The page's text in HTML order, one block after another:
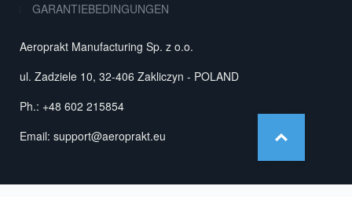
GARANTIEBEDINGUNGEN
Aeroprakt Manufacturing Sp. z o.o.
ul. Zadziele 10, 32-406 Zakliczyn - POLAND
Ph.: +48 602 215854
Email: support@aeroprakt.eu